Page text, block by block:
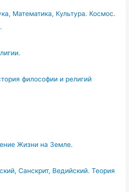
Математика, Культура. Космос.
философии и религий
Жизни на Земле.
Санскрит, Ведийский. Теория